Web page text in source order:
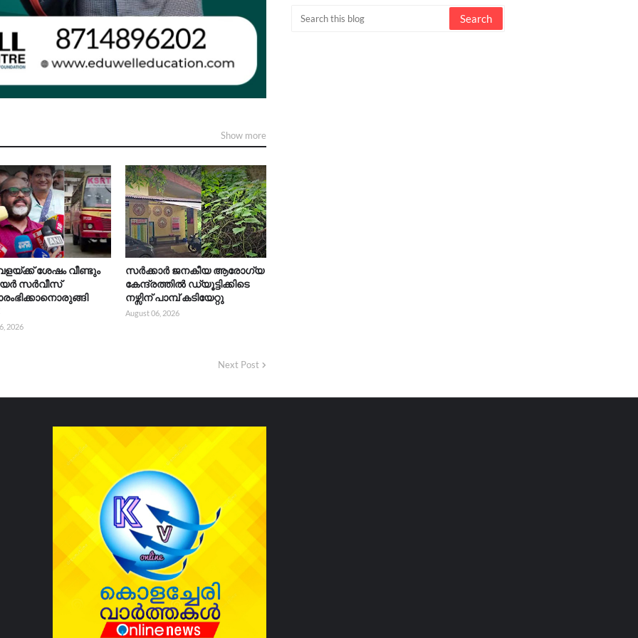
Show more
ശേഷം വീണ്ടും
സർവീസ്
2026
സർക്കാർ ജനകീയ ആരോഗ്യ
കേന്ദ്രത്തിൽ ഡ്യൂട്ടിക്കിടെ
നഴ്സിന് പാമ്പ് കടിയേറ്റു
August 06, 2026
Next Post